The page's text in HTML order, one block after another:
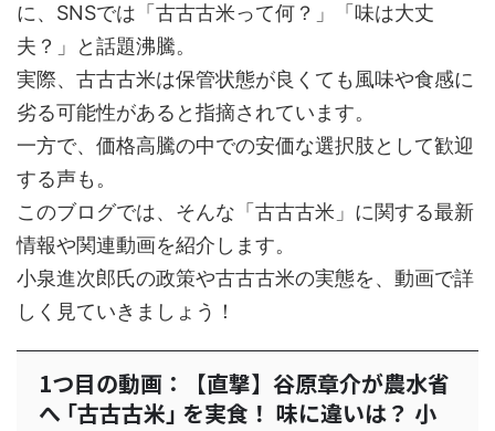
に、SNSでは「古古古米って何？」「味は大丈
夫？」と話題沸騰。
実際、古古古米は保管状態が良くても風味や食感に
劣る可能性があると指摘されています。
一方で、価格高騰の中での安価な選択肢として歓迎
する声も。
このブログでは、そんな「古古古米」に関する最新
情報や関連動画を紹介します。
小泉進次郎氏の政策や古古古米の実態を、動画で詳
しく見ていきましょう！
1つ目の動画：【直撃】谷原章介が農水省
へ ｢古古古米｣ を実食！ 味に違いは？ 小